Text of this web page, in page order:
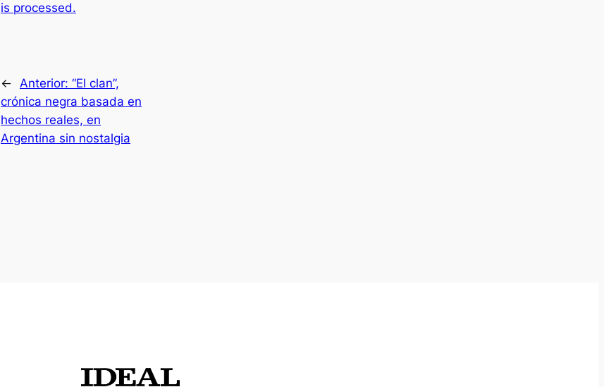
is processed.
← Anterior: “El clan”,
crónica negra basada en
hechos reales, en
Argentina sin nostalgia